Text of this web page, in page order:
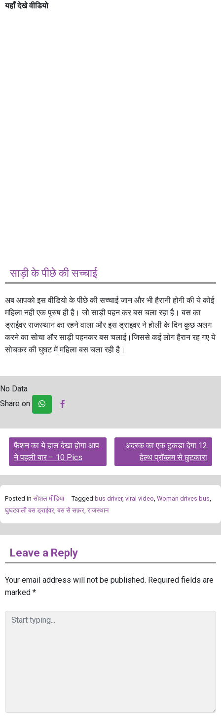
यहाँ देखे वीडियो
साड़ी के पीछे की सच्चाई
अब आपको इस वीडियो के पीछे की सच्चाई जान और भी हैरानी होगी की ये कोई
महिला नही एक पुरुष ही है। जो साड़ी पहन कर बस चला रहा है। बस का
ड्राईवर राजस्थान का रहने वाला और इस ड्राइवर ने होली के दिन कुछ अलग
करने का सोचा और साड़ी पहनकर बस चलाई।जिससे कई लोग हैरान रह गए ये
सोचकर की घुघट में महिला बस चला रही है।
No Data
Share on
Post
navigation
फैशन का ये हाल देखा होगा आप
ने पहली बार – 10 Pics
अदरक का एक टुकड़ा देगा 12
हेल्थ प्रॉब्लम से छुटकारा
Posted in सोशल मीडिया Tagged bus driver, viral video Woman drives bus
घुघटवाली बस ड्राईवर बस से सफ़र राजस्थान
Leave a Reply
Your email address will not be published. Required fields are
marked *